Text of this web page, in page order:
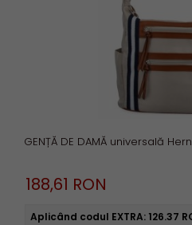
GENȚĂ DE DAMĂ universală
188,61 RON
Aplicând codul EXTRA: 126.37